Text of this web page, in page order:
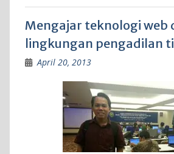
Mengajar teknologi web
lingkungan pengadilan
April 20, 2013